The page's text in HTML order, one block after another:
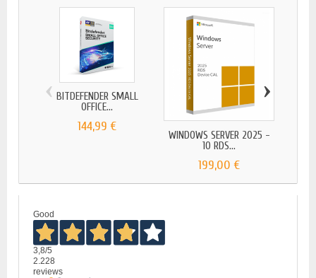
BITDEFENDER SMALL
OFFICE...
144,99 €
WINDOWS SERVER 2025 -
10 RDS...
199,00 €
‹ ›
Good
3,8/5
2.228
reviews